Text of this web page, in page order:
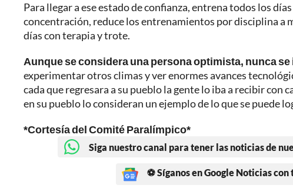
Para llegar a ese estado de confianza, entrena todos los
concentración, reduce los entrenamientos por disciplina a
días con terapia y trote.
Aunque se considera una persona optimista, nunca
experimentar otros climas y ver enormes avances
cada que regresara a su pueblo la gente lo iba a recibir
en su pueblo lo consideran un ejemplo de lo que se puede
*Cortesía del Comité Paralímpico*
Siga nuestro canal para tener las noticias de
⚽ Síganos en Google Noticias